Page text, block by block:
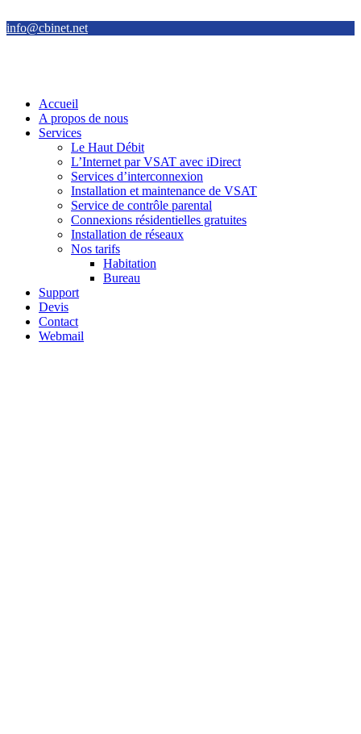
info@cbinet.net
Accueil
A propos de nous
Services
Le Haut Débit
L’Internet par VSAT avec iDirect
Services d’interconnexion
Installation et maintenance de VSAT
Service de contrôle parental
Connexions résidentielles gratuites
Installation de réseaux
Nos tarifs
Habitation
Bureau
Support
Devis
Contact
Webmail